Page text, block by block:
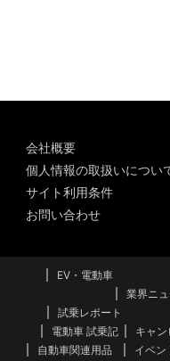
会社概要
個人情報の取扱いについ
サイト利用条件
お問い合わせ
EV・電動車
業界ニ
試乗レポート
電動車 試乗記
キャ
自動車関連用品
イベン